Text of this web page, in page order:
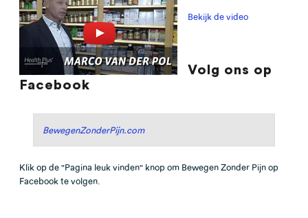
Bekijk de video
Volg ons op
Facebook
BewegenZonderPijn.com
Klik op de "Pagina leuk vinden" knop om Bewegen Zonder Pijn op
Facebook te volgen.